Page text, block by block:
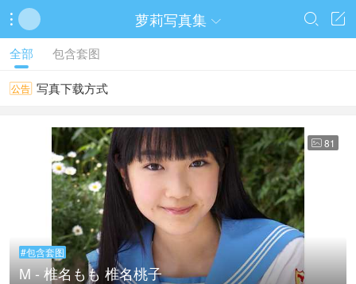
 萝莉写真集  

全部 包含套图
公告 写真下载方式
 81
#包含套图
M - 椎名もも 椎名桃子